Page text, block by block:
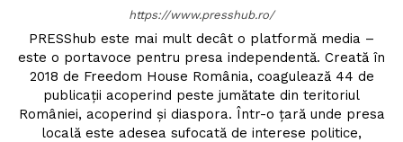
https://www.presshub.ro/
PRESShub este mai mult decât o platformă media –
este o portavoce pentru presa independentă. Creată în
2018 de Freedom House România, coagulează 44 de
publicații acoperind peste jumătate din teritoriul
României, acoperind și diaspora. Într-o țară unde presa
locală este adesea sufocată de interese politice,